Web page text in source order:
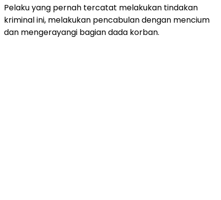
Pelaku yang pernah tercatat melakukan tindakan
kriminal ini, melakukan pencabulan dengan mencium
dan mengerayangi bagian dada korban.